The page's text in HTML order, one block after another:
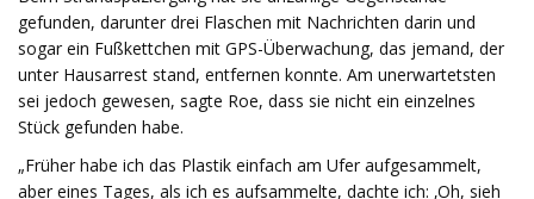
gefunden, darunter drei Flaschen mit Nachrichten darin und
sogar ein Fußkettchen mit GPS-Überwachung, das jemand, der
unter Hausarrest stand, entfernen konnte. Am unerwartetsten
sei jedoch gewesen, sagte Roe, dass sie nicht ein einzelnes
Stück gefunden habe.
„Früher habe ich das Plastik einfach am Ufer aufgesammelt,
aber eines Tages, als ich es aufsammelte, dachte ich: ‚Oh, sieh